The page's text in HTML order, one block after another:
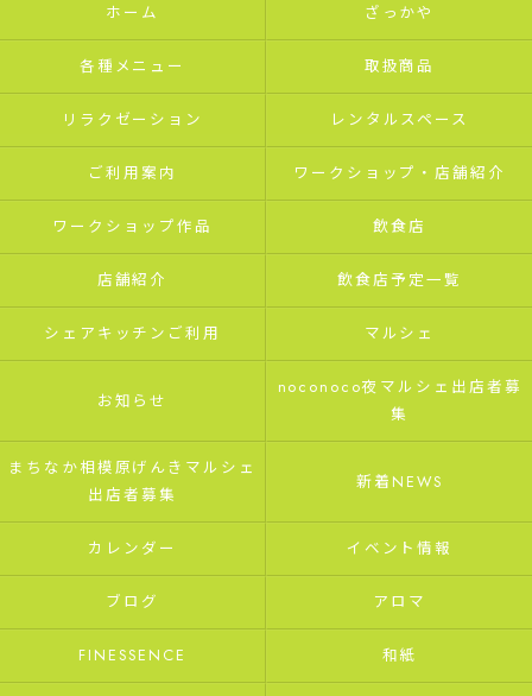
ホーム ざっかや
各種メニュー 取扱商品
リラクゼーション レンタルスペース
ご利用案内 ワークショップ・店舗紹介
ワークショップ作品 飲食店
店舗紹介 飲食店予定一覧
シェアキッチンご利用 マルシェ
お知らせ
noconoco夜マルシェ出店者募
集
まちなか相模原げんきマルシェ
出店者募集
新着NEWS
カレンダー イベント情報
ブログ アロマ
FINESSENCE 和紙